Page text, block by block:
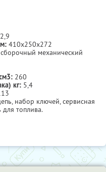
410х250х272
сборочный механический
260
кг: 5,4
набор ключей, сервисная
топлива.